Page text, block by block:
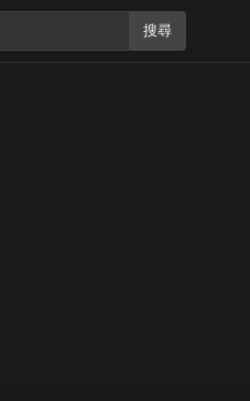
搜尋